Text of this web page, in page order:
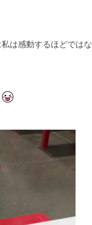
は感動するほどではな